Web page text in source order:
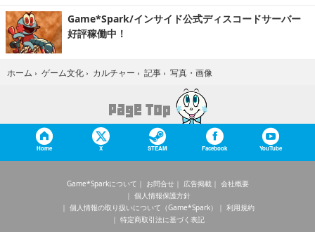
Game*Spark/インサイド公式ディスコードサーバー
好評稼働中！
ホーム › ゲーム文化 › カルチャー › 記事 › 写真・画像
Home X STEAM Facebook YouTube
Game*Sparkについて お問合せ 広告掲載
会社概要
個人情報保護方針
個人情報の取り扱いについて（Game*Spark）
利用規約
特定商取引法に基づく表記